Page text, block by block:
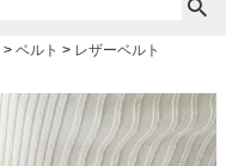
ベルト レザーベルト